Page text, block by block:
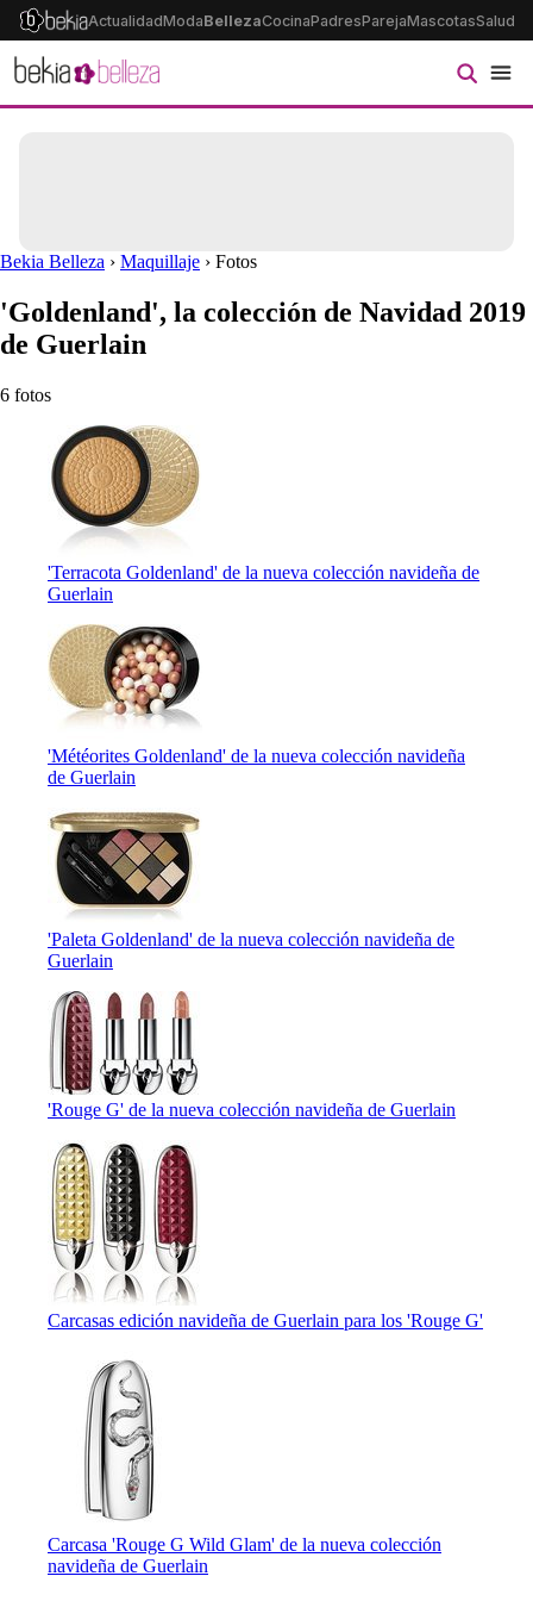
ActualidadModaBellezaCocinaPadresParejaMascotasSalud
Bekia Belleza › Maquillaje › Fotos
'Goldenland', la colección de Navidad 2019
de Guerlain
6 fotos
'Terracota Goldenland' de la nueva colección navideña de
Guerlain
'Météorites Goldenland' de la nueva colección navideña
de Guerlain
'Paleta Goldenland' de la nueva colección navideña de
Guerlain
'Rouge G' de la nueva colección navideña de Guerlain
Carcasas edición navideña de Guerlain para los 'Rouge G'
Carcasa 'Rouge G Wild Glam' de la nueva colección
navideña de Guerlain